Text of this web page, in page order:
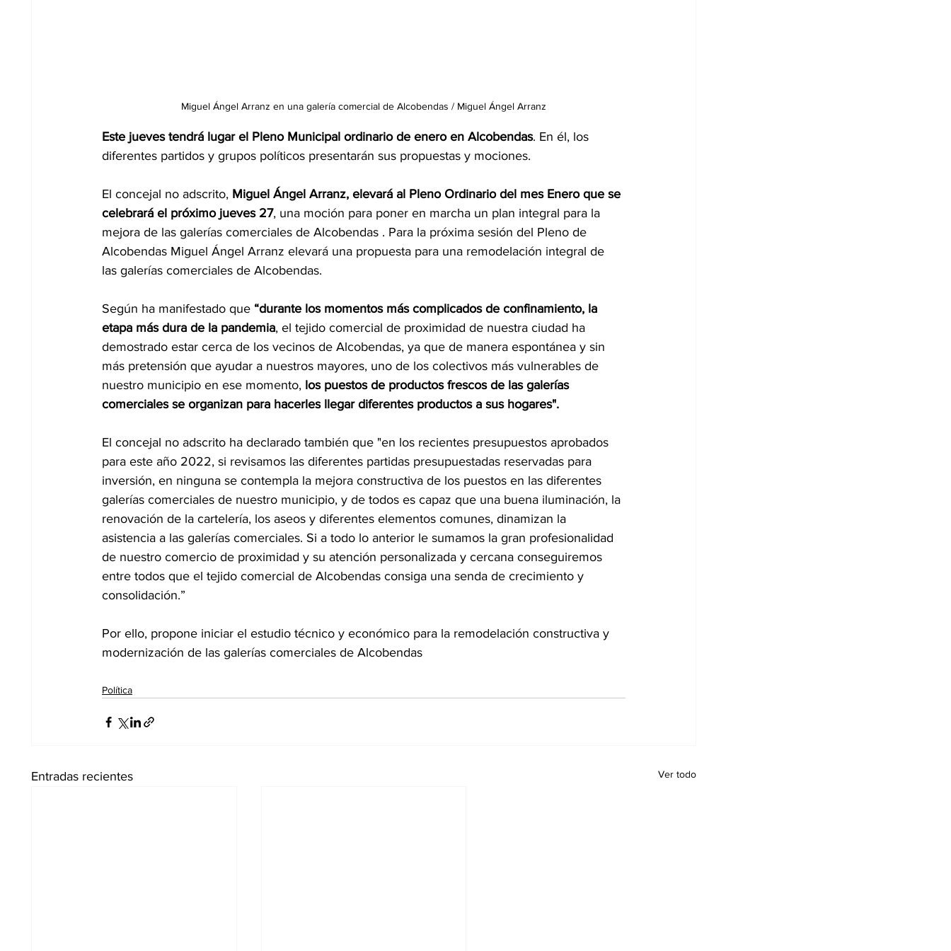
Miguel Ángel Arranz en una galería comercial de Alcobendas / Miguel Ángel Arranz
Este jueves tendrá lugar el Pleno Municipal ordinario de enero en Alcobendas. En él, los
diferentes partidos y grupos políticos presentarán sus propuestas y mociones.
El concejal no adscrito, Miguel Ángel Arranz, elevará al Pleno Ordinario del mes Enero que se
celebrará el próximo jueves 27, una moción para poner en marcha un plan integral para la
mejora de las galerías comerciales de Alcobendas . Para la próxima sesión del Pleno de
Alcobendas Miguel Ángel Arranz elevará una propuesta para una remodelación integral de
las galerías comerciales de Alcobendas.
Según ha manifestado que “durante los momentos más complicados de confinamiento, la
etapa más dura de la pandemia, el tejido comercial de proximidad de nuestra ciudad ha
demostrado estar cerca de los vecinos de Alcobendas, ya que de manera espontánea y sin
más pretensión que ayudar a nuestros mayores, uno de los colectivos más vulnerables de
nuestro municipio en ese momento, los puestos de productos frescos de las galerías
comerciales se organizan para hacerles llegar diferentes productos a sus hogares".
El concejal no adscrito ha declarado también que "en los recientes presupuestos aprobados
para este año 2022, si revisamos las diferentes partidas presupuestadas reservadas para
inversión, en ninguna se contempla la mejora constructiva de los puestos en las diferentes
galerías comerciales de nuestro municipio, y de todos es capaz que una buena iluminación, la
renovación de la cartelería, los aseos y diferentes elementos comunes, dinamizan la
asistencia a las galerías comerciales. Si a todo lo anterior le sumamos la gran profesionalidad
de nuestro comercio de proximidad y su atención personalizada y cercana conseguiremos
entre todos que el tejido comercial de Alcobendas consiga una senda de crecimiento y
consolidación.”
Por ello, propone iniciar el estudio técnico y económico para la remodelación constructiva y
modernización de las galerías comerciales de Alcobendas
Política
Entradas recientes Ver todo